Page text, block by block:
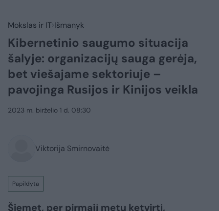
Mokslas ir IT Išmanyk
Kibernetinio saugumo situacija
šalyje: organizacijų sauga gerėja,
bet viešajame sektoriuje –
pavojinga Rusijos ir Kinijos veikla
2023 m. birželio 1 d. 08:30
Viktorija Smirnovaitė
Papildyta
Šiemet, per pirmąjį metų ketvirtį,